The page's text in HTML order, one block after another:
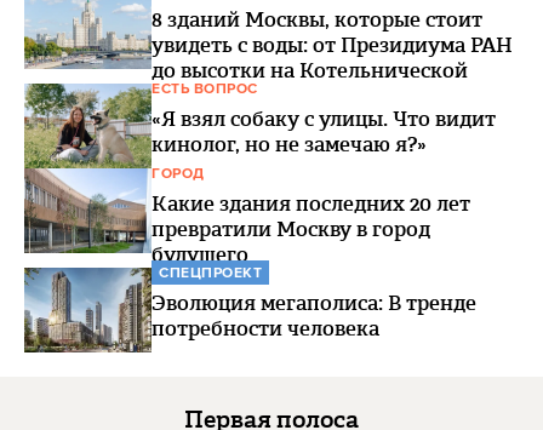
8 зданий Москвы, которые стоит
увидеть с воды: от Президиума РАН
до высотки на Котельнической
ЕСТЬ ВОПРОС
«Я взял собаку с улицы. Что видит
кинолог, но не замечаю я?»
ГОРОД
Какие здания последних 20 лет
превратили Москву в город
будущего
СПЕЦПРОЕКТ
Эволюция мегаполиса: В тренде
потребности человека
Первая полоса